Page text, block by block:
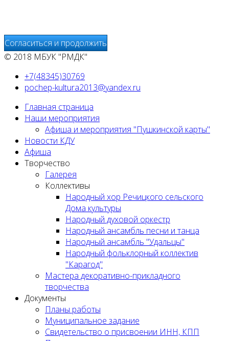
Согласиться и продолжить
© 2018 МБУК "РМДК"
+7(48345)30769
pochep-kultura2013@yandex.ru
Главная страница
Наши мероприятия
Афиша и мероприятия "Пушкинской карты"
Новости КДУ
Афиша
Творчество
Галерея
Коллективы
Народный хор Речицкого сельского
Дома культуры
Народный духовой оркестр
Народный ансамбль песни и танца
Народный ансамбль "Удальцы"
Народный фольклорный коллектив
"Карагод"
Мастера декоративно-прикладного
творчества
Документы
Планы работы
Муниципальное задание
Cвидетельство о присвоении ИНН, КПП